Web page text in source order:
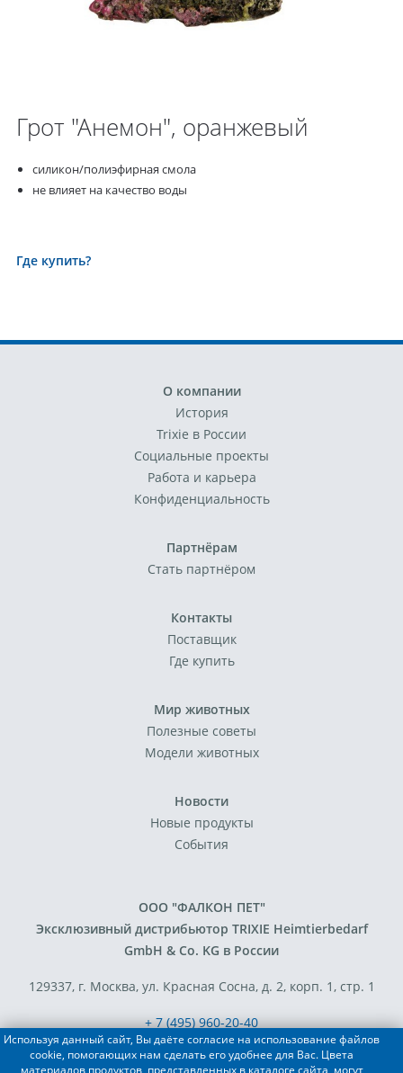
Грот "Анемон", оранжевый
силикон/полиэфирная смола
не влияет на качество воды
Где купить?
О компании
История
Trixie в России
Социальные проекты
Работа и карьера
Конфиденциальность
Партнёрам
Стать партнёром
Контакты
Поставщик
Где купить
Мир животных
Полезные советы
Модели животных
Новости
Новые продукты
События
ООО "ФАЛКОН ПЕТ"
Эксклюзивный дистрибьютор TRIXIE Heimtierbedarf
GmbH & Co. KG в России
129337, г. Москва, ул. Красная Сосна, д. 2, корп. 1, стр. 1
+ 7 (495) 960-20-40
+ 7 (495) 122-25-18
Используя данный сайт, Вы даёте согласие на использование файлов
cookie, помогающих нам сделать его удобнее для Вас. Цвета
материалов продуктов, представленных в каталоге сайта, могут